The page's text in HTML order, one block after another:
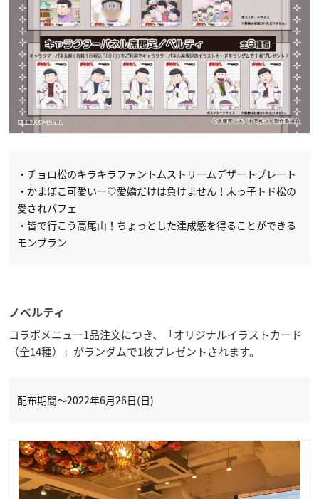
・チョロ松のキラキラファントムストリームデザートプレート
・かまぼこ可愛いー♡愛嬌だけは負けません！末っ子トド松の
愛されパフェ
・皆で行こう高尾山！ちょっとした達成感を得ることができる
モンブラン
ノベルティ
コラボメニュー1品注文につき、「オリジナルイラストカード
（全14種）」がランダムで1枚プレゼントされます。
配布期間～2022年6月26日(日)